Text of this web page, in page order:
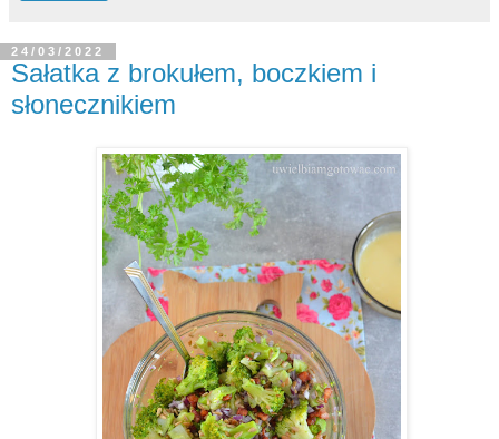
24/03/2022
Sałatka z brokułem, boczkiem i
słonecznikiem